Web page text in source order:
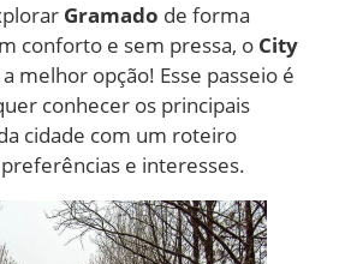
Gramado de forma
conforto e sem pressa, o City
a melhor opção! Esse passeio é
conhecer os principais
cidade com um roteiro
e interesses.